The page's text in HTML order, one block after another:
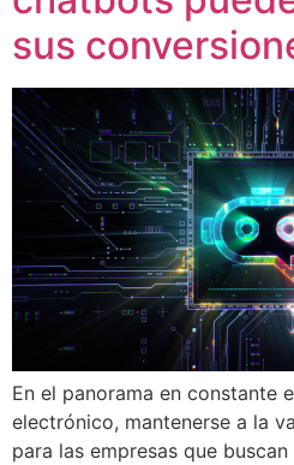
sus
En el panorama en constante
electrónico, mantenerse a la
para las empresas que